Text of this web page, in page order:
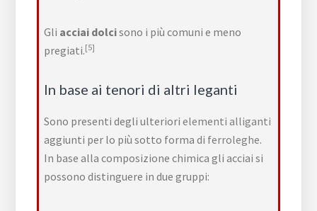
Gli acciai dolcisono i più comuni e meno
pregiati.[5]
In base ai tenori di altri leganti
Sono presenti degli ulteriorielementi alliganti
aggiunti per lo più sotto forma di ferroleghe.
In base alla composizione chimica gli acciai si
possono distinguere in due gruppi: